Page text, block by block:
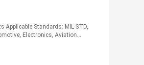
Applicable Standards: MIL-STD,
Electronics, Aviation...